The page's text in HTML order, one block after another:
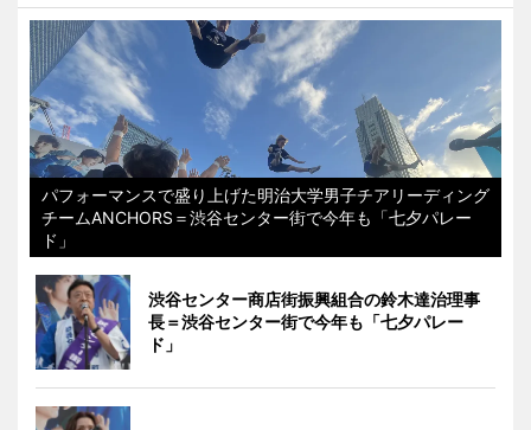
パフォーマンスで盛り上げた明治大学男子チアリーディング
チームANCHORS＝渋谷センター街で今年も「七夕パレー
ド」
渋谷センター商店街振興組合の鈴木達治理事
長＝渋谷センター街で今年も「七夕パレー
ド」